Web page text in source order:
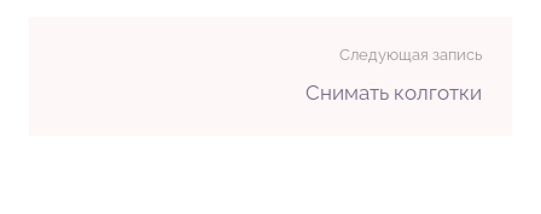
Следующая запись
Снимать колготки